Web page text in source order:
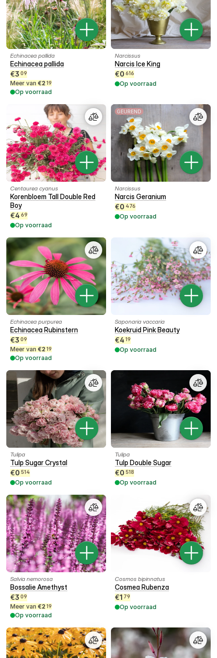
Echinacea pallida
Echinacea pallida
€3 09
Meer van €2 19
Op voorraad
Narcissus
Narcis Ice King
€0 616
Op voorraad
Centaurea cyanus
Korenbloem Tall Double Red
Boy
€4 69
Op voorraad
GEUREND
Narcissus
Narcis Geranium
€0 476
Op voorraad
Echinacea purpurea
Echinacea Rubinstern
€3 09
Meer van €2 19
Op voorraad
Saponaria vaccaria
Koekruid Pink Beauty
€4 19
Op voorraad
Tulipa
Tulp Sugar Crystal
€0 514
Op voorraad
Tulipa
Tulp Double Sugar
€0 518
Op voorraad
Salvia nemorosa
Bossalie Amethyst
€3 09
Meer van €2 19
Op voorraad
Cosmos bipinnatus
Cosmea Rubenza
€1 79
Op voorraad